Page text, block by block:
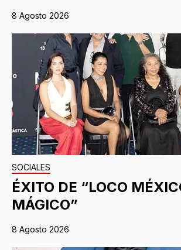
8 Agosto 2026
SOCIALES
ÉXITO DE “LOCO
MÁGICO”
8 Agosto 2026